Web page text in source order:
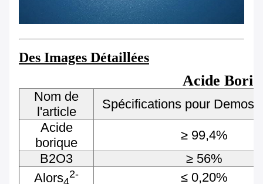
Des Images Détaillées
Acide
Nom de
l'article
Spécifications pour
Acide
borique
≥ 99,4%
B2O3
≥ 56%
Alors4
2- ≤ 0,20%